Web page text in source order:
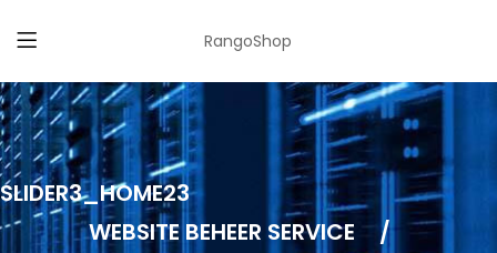
RangoShop
SLIDER3_HOME23
WEBSITE BEHEER SERVICE
/